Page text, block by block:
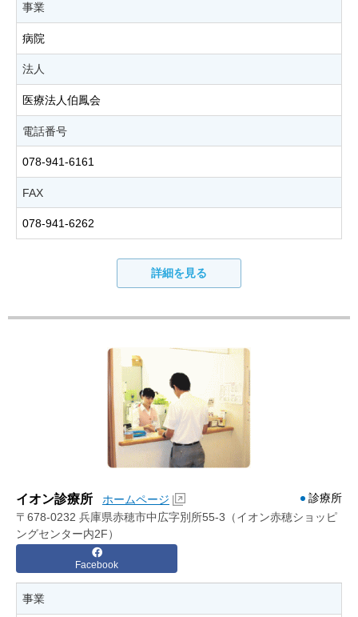
事業
病院
法人
医療法人伯鳳会
電話番号
078-941-6161
FAX
078-941-6262
詳細を見る
イオン診療所 ホームページ
診療所
〒678-0232 兵庫県赤穂市中広字別所55-3（イオン赤穂ショッピ
ングセンター内2F）
Facebook
事業